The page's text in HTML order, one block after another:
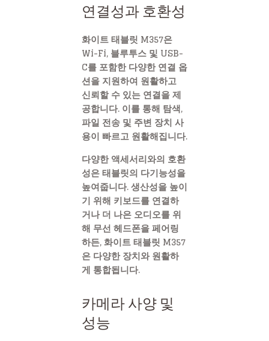
연결성과 호환성
화이트 태블릿 M357은
Wi-Fi, 블루투스 및 USB-
C를 포함한 다양한 연결 옵
션을 지원하여 원활하고
신뢰할 수 있는 연결을 제
공합니다. 이를 통해 탐색,
파일 전송 및 주변 장치 사
용이 빠르고 원활해집니다.
다양한 액세서리와의 호환
성은 태블릿의 다기능성을
높여줍니다. 생산성을 높이
기 위해 키보드를 연결하
거나 더 나은 오디오를 위
해 무선 헤드폰을 페어링
하든, 화이트 태블릿 M357
은 다양한 장치와 원활하
게 통합됩니다.
카메라 사양 및
성능